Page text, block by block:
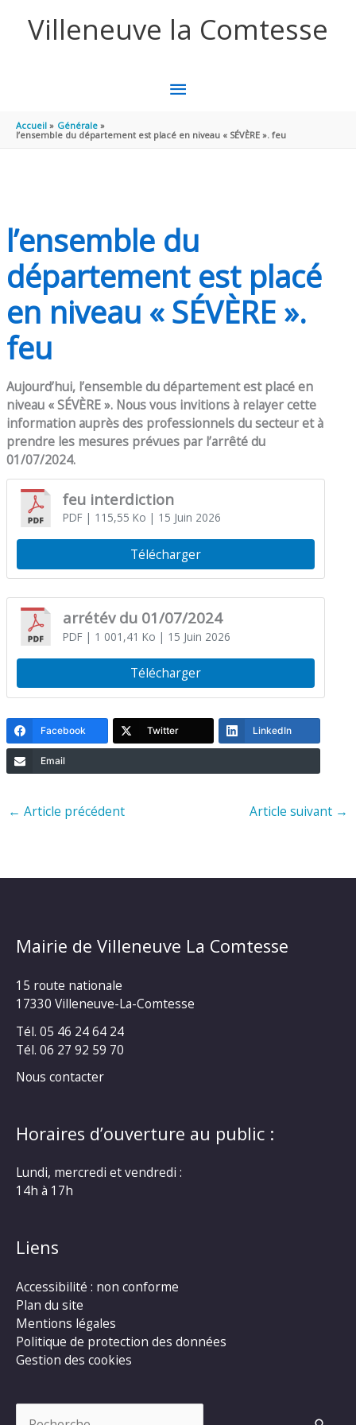
Villeneuve la Comtesse
MENU
PRINCIPAL
Accueil
Générale
l’ensemble du département est placé en niveau « SÉVÈRE ». feu
l’ensemble du
département est placé
en niveau « SÉVÈRE ».
feu
Aujourd’hui, l’ensemble du département est placé en
niveau « SÉVÈRE ». Nous vous invitions à relayer cette
information auprès des professionnels du secteur et à
prendre les mesures prévues par l’arrêté du
01/07/2024.
feu interdiction
PDF| 115,55 Ko | 15 Juin 2026
Télécharger
arrétév du 01/07/2024
PDF| 1 001,41 Ko | 15 Juin 2026
Télécharger
Facebook Twitter LinkedIn
Email
← Article précédent Article suivant →
Mairie de Villeneuve La Comtesse
15 route nationale
17330 Villeneuve-La-Comtesse
Tél. 05 46 24 64 24
Tél. 06 27 92 59 70
Nous contacter
Horaires d’ouverture au public :
Lundi, mercredi et vendredi :
14h à 17h
Liens
Accessibilité : non conforme
Plan du site
Mentions légales
Politique de protection des données
Gestion des cookies